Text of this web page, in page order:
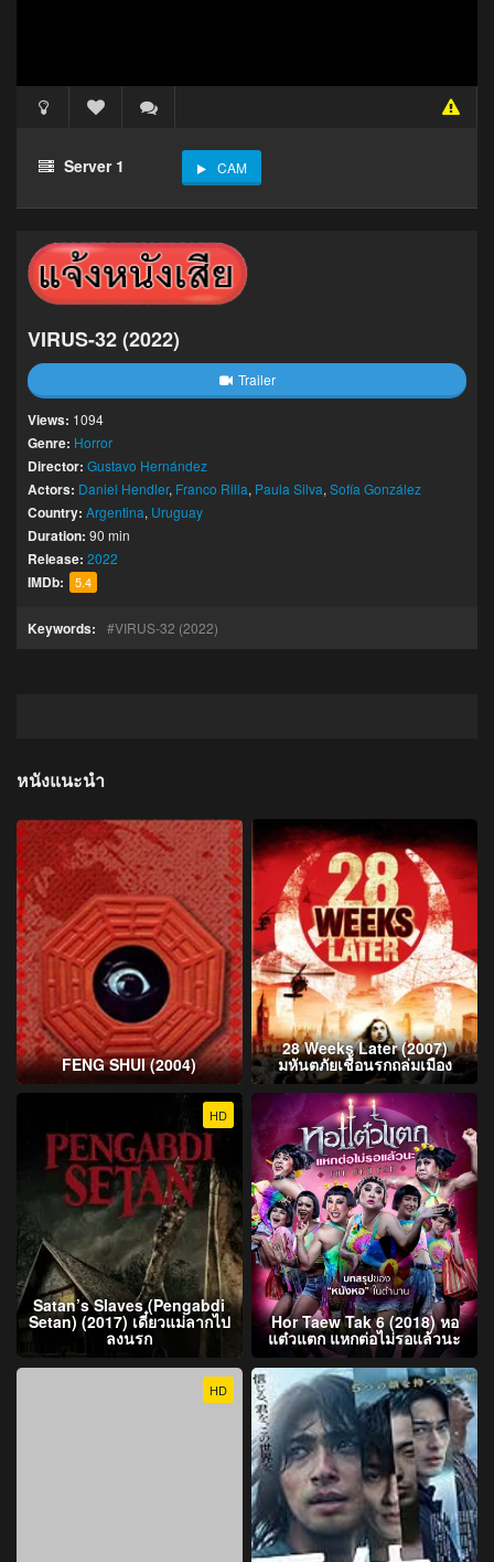
Server 1 CAM
VIRUS-32 (2022)
Trailer
Views: 1094
Genre: Horror
Director: Gustavo Hernández
Actors: Daniel Hendler, Franco Rilla, Paula Silva,Sofía González
Country: Argentina, Uruguay
Duration: 90 min
Release: 2022
IMDb: 5.4
Keywords: VIRUS-32 (2022)
หนังแนะนำ
FENG SHUI (2004)
28 Weeks Later (2007)
มหันตภัยเชื้อนรกถล่มเมือง
HD
Satan’s Slaves (Pengabdi
Setan) (2017) เดี๋ยวแม่ลากไป
ลงนรก
Hor Taew Tak 6 (2018) หอ
แต๋วแตก แหกต่อไม่รอแล้วนะ
HD